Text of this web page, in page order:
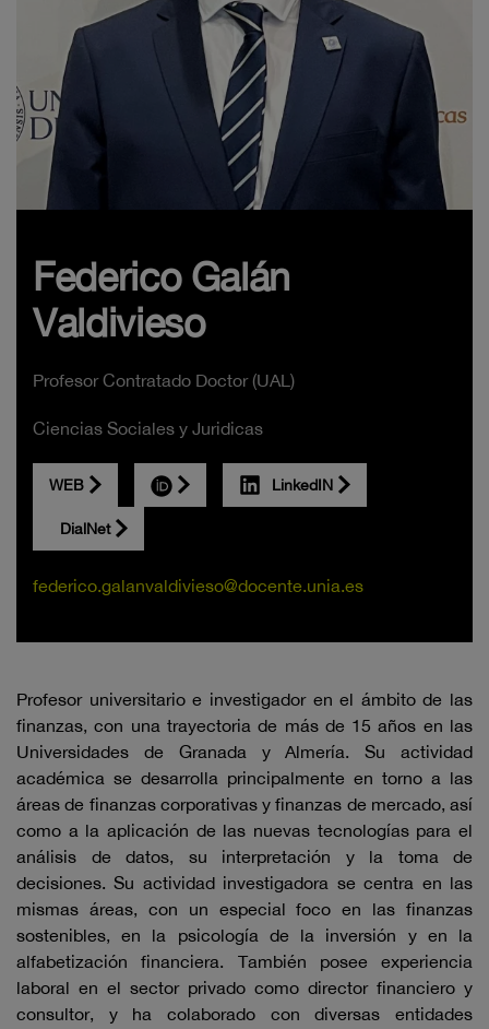
Federico Galán
Valdivieso
Profesor Contratado Doctor (UAL)
Ciencias Sociales y Juridicas
WEB LinkedIN
DialNet
federico.galanvaldivieso@docente.unia.es
Profesor universitario e investigador en el ámbito de las
finanzas, con una trayectoria de más de 15 años en las
Universidades de Granada y Almería. Su actividad
académica se desarrolla principalmente en torno a las
áreas de finanzas corporativas y finanzas de mercado, así
como a la aplicación de las nuevas tecnologías para el
análisis de datos, su interpretación y la toma de
decisiones. Su actividad investigadora se centra en las
mismas áreas, con un especial foco en las finanzas
sostenibles, en la psicología de la inversión y en la
alfabetización financiera. También posee experiencia
laboral en el sector privado como director financiero y
consultor, y ha colaborado con diversas entidades